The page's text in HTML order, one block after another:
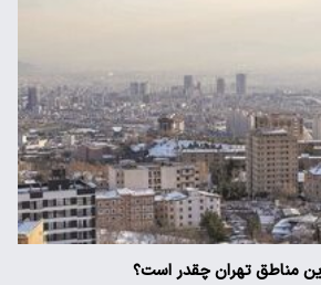
مناطق تهران چقدر است؟